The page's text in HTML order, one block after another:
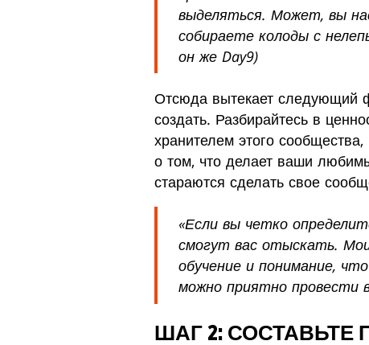
выделяться. Может, вы
собираете колоды с
он же Day9)
Отсюда вытекает следующий
создать. Разбирайтесь в
хранителем этого
о том, что делает ваши
стараются сделать свое
«Если вы четко
смогут вас отыскать.
обучение и понимание,
можно приятно провести
ШАГ 2: